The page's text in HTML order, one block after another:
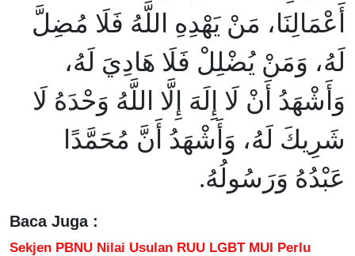
أَعْمَالِنَا، مَنْ يَهْدِهِ اللَّهُ فَلَا مُضِلَّ
لَهُ، وَمَنْ يُضْلِلْ فَلَا هَادِيَ لَهُ،
وَأَشْهَدُ أَنْ لَا إِلَهَ إِلَّا اللَّهُ وَحْدَهُ لَا
شَرِيكَ لَهُ، وَأَشْهَدُ أَنَّ مُحَمَّدًا
عَبْدُهُ وَرَسُولُهُ.
Baca Juga :
Sekjen PBNU Nilai Usulan RUU LGBT MUI Perlu